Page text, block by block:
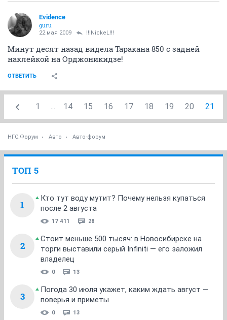
Evidence
guru
22 мая 2009 !!!NickeL!!!
Минут десят назад видела Таракана 850 с задней
наклейкой на Орджоникидзе!
ОТВЕТИТЬ
1 ... 14 15 16 17 18 19 20 21
НГС.Форум Авто Авто-форум
ТОП 5
1
Кто тут воду мутит? Почему нельзя купаться
после 2 августа
17 411 28
2
Стоит меньше 500 тысяч: в Новосибирске на
торги выставили серый Infiniti — его заложил
владелец
0 13
3
Погода 30 июля укажет, каким ждать август —
поверья и приметы
0 13